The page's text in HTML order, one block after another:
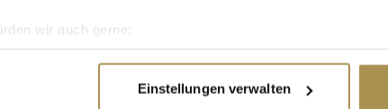
wir auch gerne:
Ihre geografische Lage erfassen, welche bis auf einige
wie Ihre persönlichen Daten verarbeitet werden, und legen
Einstellungen verwalten
man müsse noch
Dass
Behauptung. Denn
Ob xAI künftig striktere
wird, ist